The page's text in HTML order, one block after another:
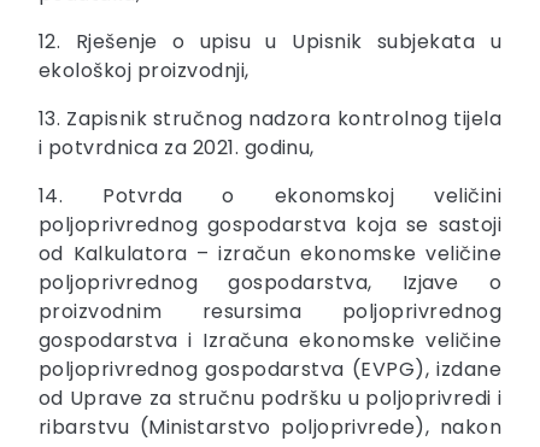
12. Rješenje o upisu u Upisnik subjekata u
ekološkoj proizvodnji,
13. Zapisnik stručnog nadzora kontrolnog tijela
i potvrdnica za 2021. godinu,
14. Potvrda o ekonomskoj veličini
poljoprivrednog gospodarstva koja se sastoji
od Kalkulatora – izračun ekonomske veličine
poljoprivrednog gospodarstva, Izjave o
proizvodnim resursima poljoprivrednog
gospodarstva i Izračuna ekonomske veličine
poljoprivrednog gospodarstva (EVPG), izdane
od Uprave za stručnu podršku u poljoprivredi i
ribarstvu (Ministarstvo poljoprivrede), nakon